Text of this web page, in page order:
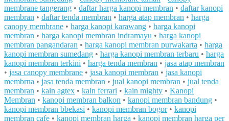
membrane tangerang • daftar harga kanopi membran • daftar kanopi
membran • daftar tenda membran • harga atap membran • harga
canopy membrane • harga kanopi karawang • harga kanopi
membran • harga kanopi membran indramayu • harga kanopi
membran pangandaran • harga kanopi membran purwakarta • harga
kanopi membran sumedang • harga kanopi membran terbaru • harga
kanopi membran terkini • harga tenda membran • jasa atap membran
• jasa canopy membrane • jasa kanopi membran • jasa kanopi
membrna • jasa tenda membran • jual kanopi membran • jual tenda
membran • kain agtex • kain ferrari • kain mighty • Kanopi
Membran • kanopi membran balkon • kanopi membran bandung •
kanopi membran bbekasi • kanopi membran bogor• kanopi
membran cafe • kanopi membran harga • kanopi membran harga per